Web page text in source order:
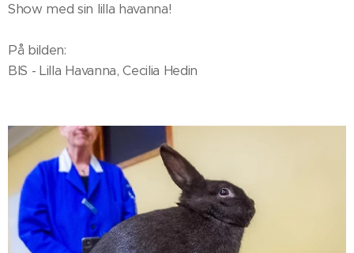
Show med sin lilla havanna!
På bilden:
BIS - Lilla Havanna, Cecilia Hedin